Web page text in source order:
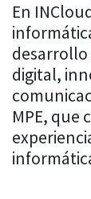
En
digital,
MPE, que